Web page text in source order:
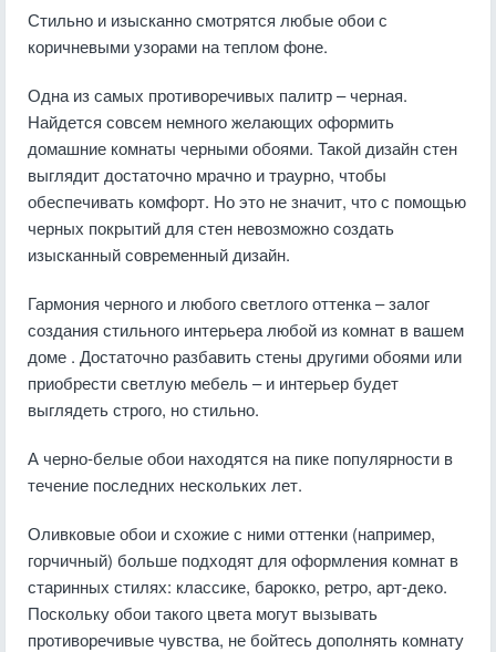
Стильно и изысканно смотрятся любые обои с
коричневыми узорами на теплом фоне.
Одна из самых противоречивых палитр – черная.
Найдется совсем немного желающих оформить
домашние комнаты черными обоями. Такой дизайн стен
выглядит достаточно мрачно и траурно, чтобы
обеспечивать комфорт. Но это не значит, что с помощью
черных покрытий для стен невозможно создать
изысканный современный дизайн.
Гармония черного и любого светлого оттенка – залог
создания стильного интерьера любой из комнат в вашем
доме . Достаточно разбавить стены другими обоями или
приобрести светлую мебель – и интерьер будет
выглядеть строго, но стильно.
А черно-белые обои находятся на пике популярности в
течение последних нескольких лет.
Оливковые обои и схожие с ними оттенки (например,
горчичный) больше подходят для оформления комнат в
старинных стилях: классике, барокко, ретро, арт-деко.
Поскольку обои такого цвета могут вызывать
противоречивые чувства, не бойтесь дополнять комнату